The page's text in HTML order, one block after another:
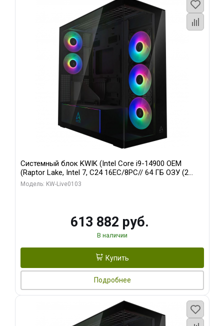
Системный блок KWIK (Intel Core i9-14900 OEM
(Raptor Lake, Intel 7, C24 16EC/8PC// 64 ГБ ОЗУ (2
модуля)/ Afox RTX4090 24GB GDDR6X 384-Bit 3xDP
Модель: KW-Live0103
613 882 руб.
В наличии
Купить
Подробнее